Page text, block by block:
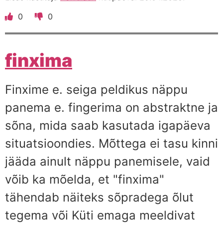
0
0
finxima
Finxime e. seiga peldikus näppu
panema e. fingerima on abstraktne ja
sõna, mida saab kasutada igapäeva
situatsioondies. Mõttega ei tasu kinni
jääda ainult näppu panemisele, vaid
võib ka mõelda, et "finxima"
tähendab näiteks sõpradega õlut
tegema või Küti emaga meeldivat